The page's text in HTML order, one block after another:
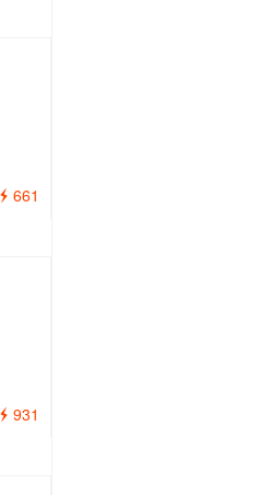
661
931